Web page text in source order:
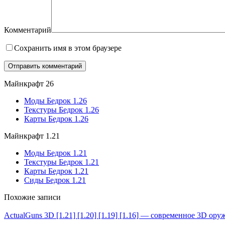
Комментарий
Сохранить имя в этом браузере
Майнкрафт 26
Моды Бедрок 1.26
Текстуры Бедрок 1.26
Карты Бедрок 1.26
Майнкрафт 1.21
Моды Бедрок 1.21
Текстуры Бедрок 1.21
Карты Бедрок 1.21
Сиды Бедрок 1.21
Похожие записи
ActualGuns 3D [1.21] [1.20] [1.19] [1.16] — современное 3D